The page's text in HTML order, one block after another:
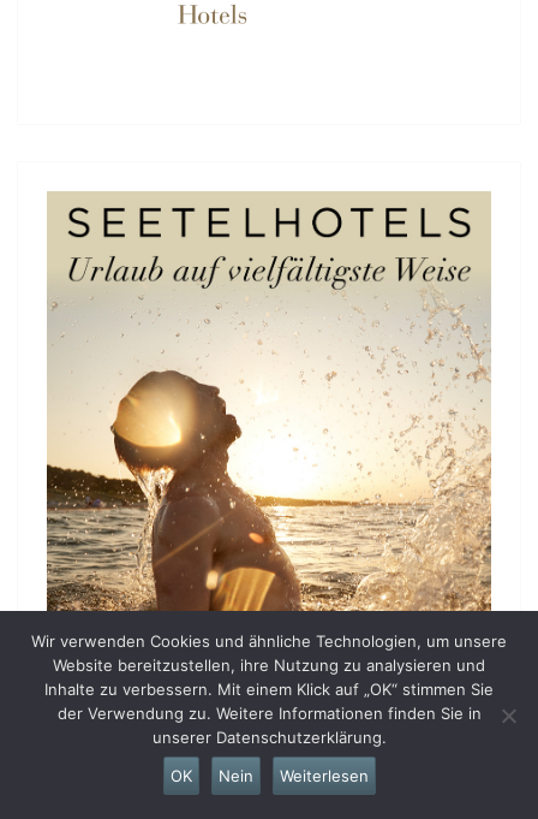
Wir verwenden Cookies und ähnliche Technologien, um unsere
Website bereitzustellen, ihre Nutzung zu analysieren und
Inhalte zu verbessern. Mit einem Klick auf „OK“ stimmen Sie
der Verwendung zu. Weitere Informationen finden Sie in
unserer Datenschutzerklärung.
OK
Nein Weiterlesen